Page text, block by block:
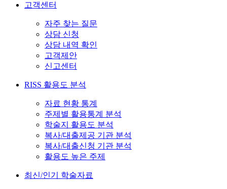
고객센터
자주 찾는 질문
상담 신청
상담 내역 확인
고객제안
신고센터
RISS 활용도 분석
자료 현황 통계
주제별 활용통계 분석
학술지 활용도 분석
복사/대출제공 기관 분석
복사/대출신청 기관 분석
활용도 높은 주제
최신/인기 학술자료